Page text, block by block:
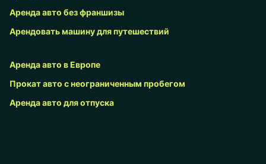
Аренда авто без франшизы
Арендовать машину для путешествий
Аренда авто в Европе
Прокат авто с неограниченным пробегом
Аренда авто для отпуска